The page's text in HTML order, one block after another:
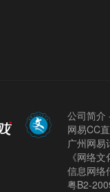
公司简介
网易CC
广州网
《网络
信息网络
粤B2-